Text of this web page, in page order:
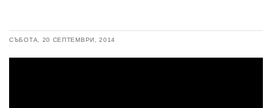
СЪБОТА, 20 СЕПТЕМВРИ, 2014